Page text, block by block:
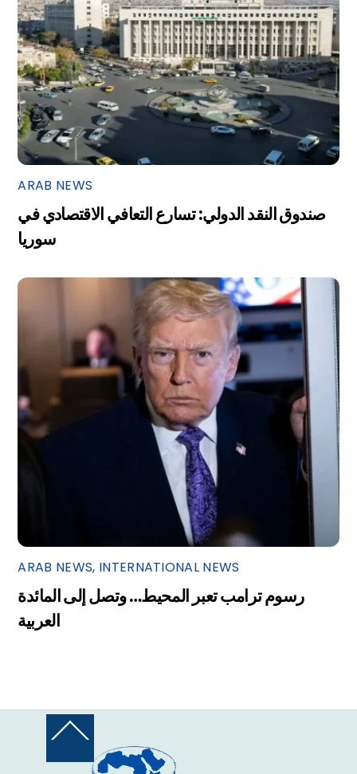
ARAB NEWS
صندوق النقد الدولي: تسارع التعافي الاقتصادي في
سوريا
ARAB NEWS, INTERNATIONAL NEWS
رسوم ترامب تعبر المحيط… وتصل إلى المائدة
العربية
Back
Top